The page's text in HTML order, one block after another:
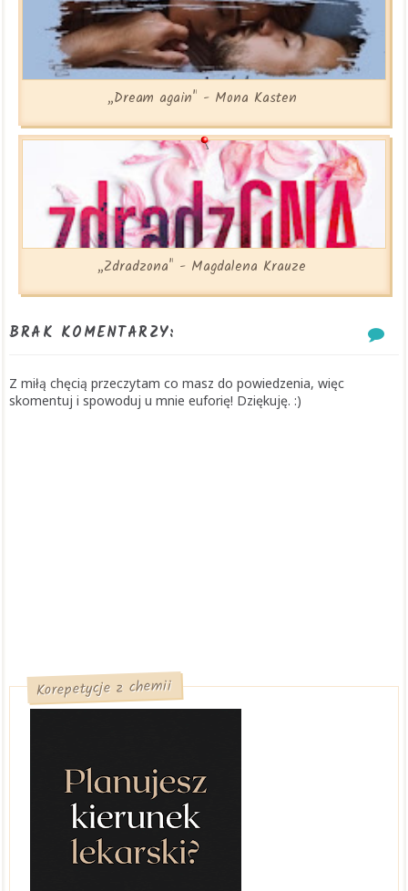
„Dream again" - Mona Kasten
„Zdradzona" - Magdalena Krauze
BRAK KOMENTARZY:
Z miłą chęcią przeczytam co masz do powiedzenia, więc
skomentuj i spowoduj u mnie euforię! Dziękuję. :)
Korepetycje z chemii